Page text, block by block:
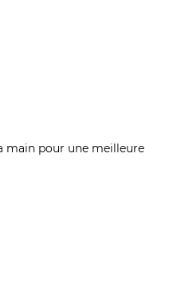
main pour une meilleure